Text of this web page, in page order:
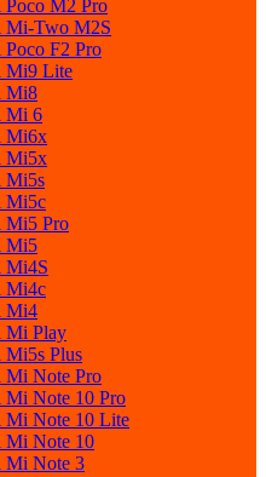
M2 Pro
Mi-Two M2S
F2 Pro
Mi9 Lite
Mi8
Mi 6
Mi6x
Mi5x
Mi5s
Mi5c
Mi5 Pro
Mi5
Mi4S
Mi4c
Mi4
Mi Play
Plus
Mi Note Pro
Note 10 Pro
Mi Note 10 Lite
Mi Note 10
Mi Note 3